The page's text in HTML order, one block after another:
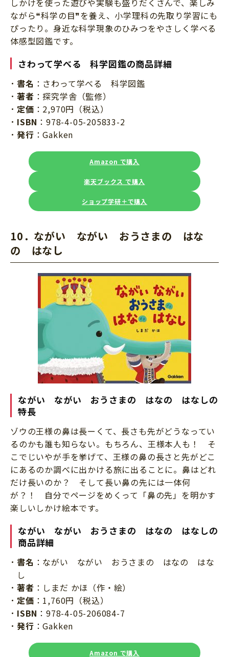
ながら❝科学の目❞を養え、小学理科の先取り学習にも
ぴったり。身近な科学現象のひみつをやさしく学べる
体感型図鑑です。
さわって学べる 科学図鑑の商品詳細
書名 ：さわって学べる 科学図鑑
著者 ：探究学舎（監修）
定価 ：2,970円（税込）
ISBN ：978-4-05-205833-2
発行 ：Gakken
Amazon で購入
楽天ブックス で購入
ショップ学研＋で購入
10．ながい ながい おうさまの はな
の はなし
ながい ながい おうさまの はなの はなしの
特長
ゾウの王様の鼻は長ーくて、長さも先がどうなってい
るのかも誰も知らない。もちろん、王様本人も！ そ
こでじいやが手を挙げて、王様の鼻の長さと先がどこ
にあるのか調べに出かける旅に出ることに。鼻はどれ
だけ長いのか？ そして長い鼻の先には一体何
が？！ 自分でページをめくって「鼻の先」を明かす
楽しいしかけ絵本です。
ながい ながい おうさまの はなの はなしの
商品詳細
書名 ：ながい ながい おうさまの はなの はな
し
著者 ：しまだ かほ（作・絵）
定価 ：1,760円（税込）
ISBN ：978-4-05-206084-7
発行 ：Gakken
Amazon で購入